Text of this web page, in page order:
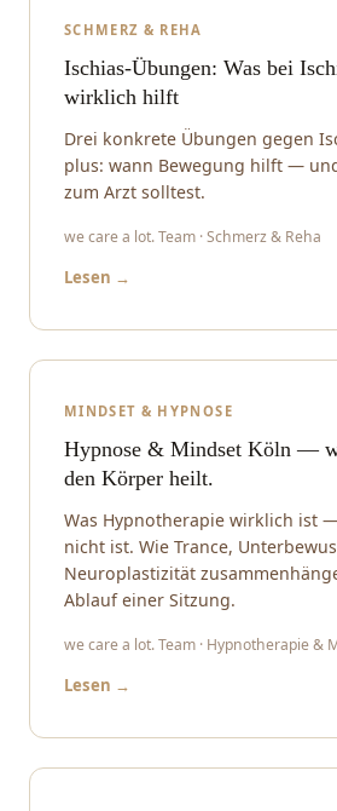
SCHMERZ & REHA
Ischias-Übungen: Was bei
wirklich hilft
Drei konkrete Übungen gegen
plus: wann Bewegung hilft —
zum Arzt solltest.
we care a lot. Team · Schmerz & Reha
Lesen →
MINDSET & HYPNOSE
Hypnose & Mindset Köln —
den Körper heilt.
Was Hypnotherapie wirklich ist
nicht ist. Wie Trance,
Neuroplastizität
Ablauf einer Sitzung.
we care a lot. Team · Hypnotherapie &
Lesen →